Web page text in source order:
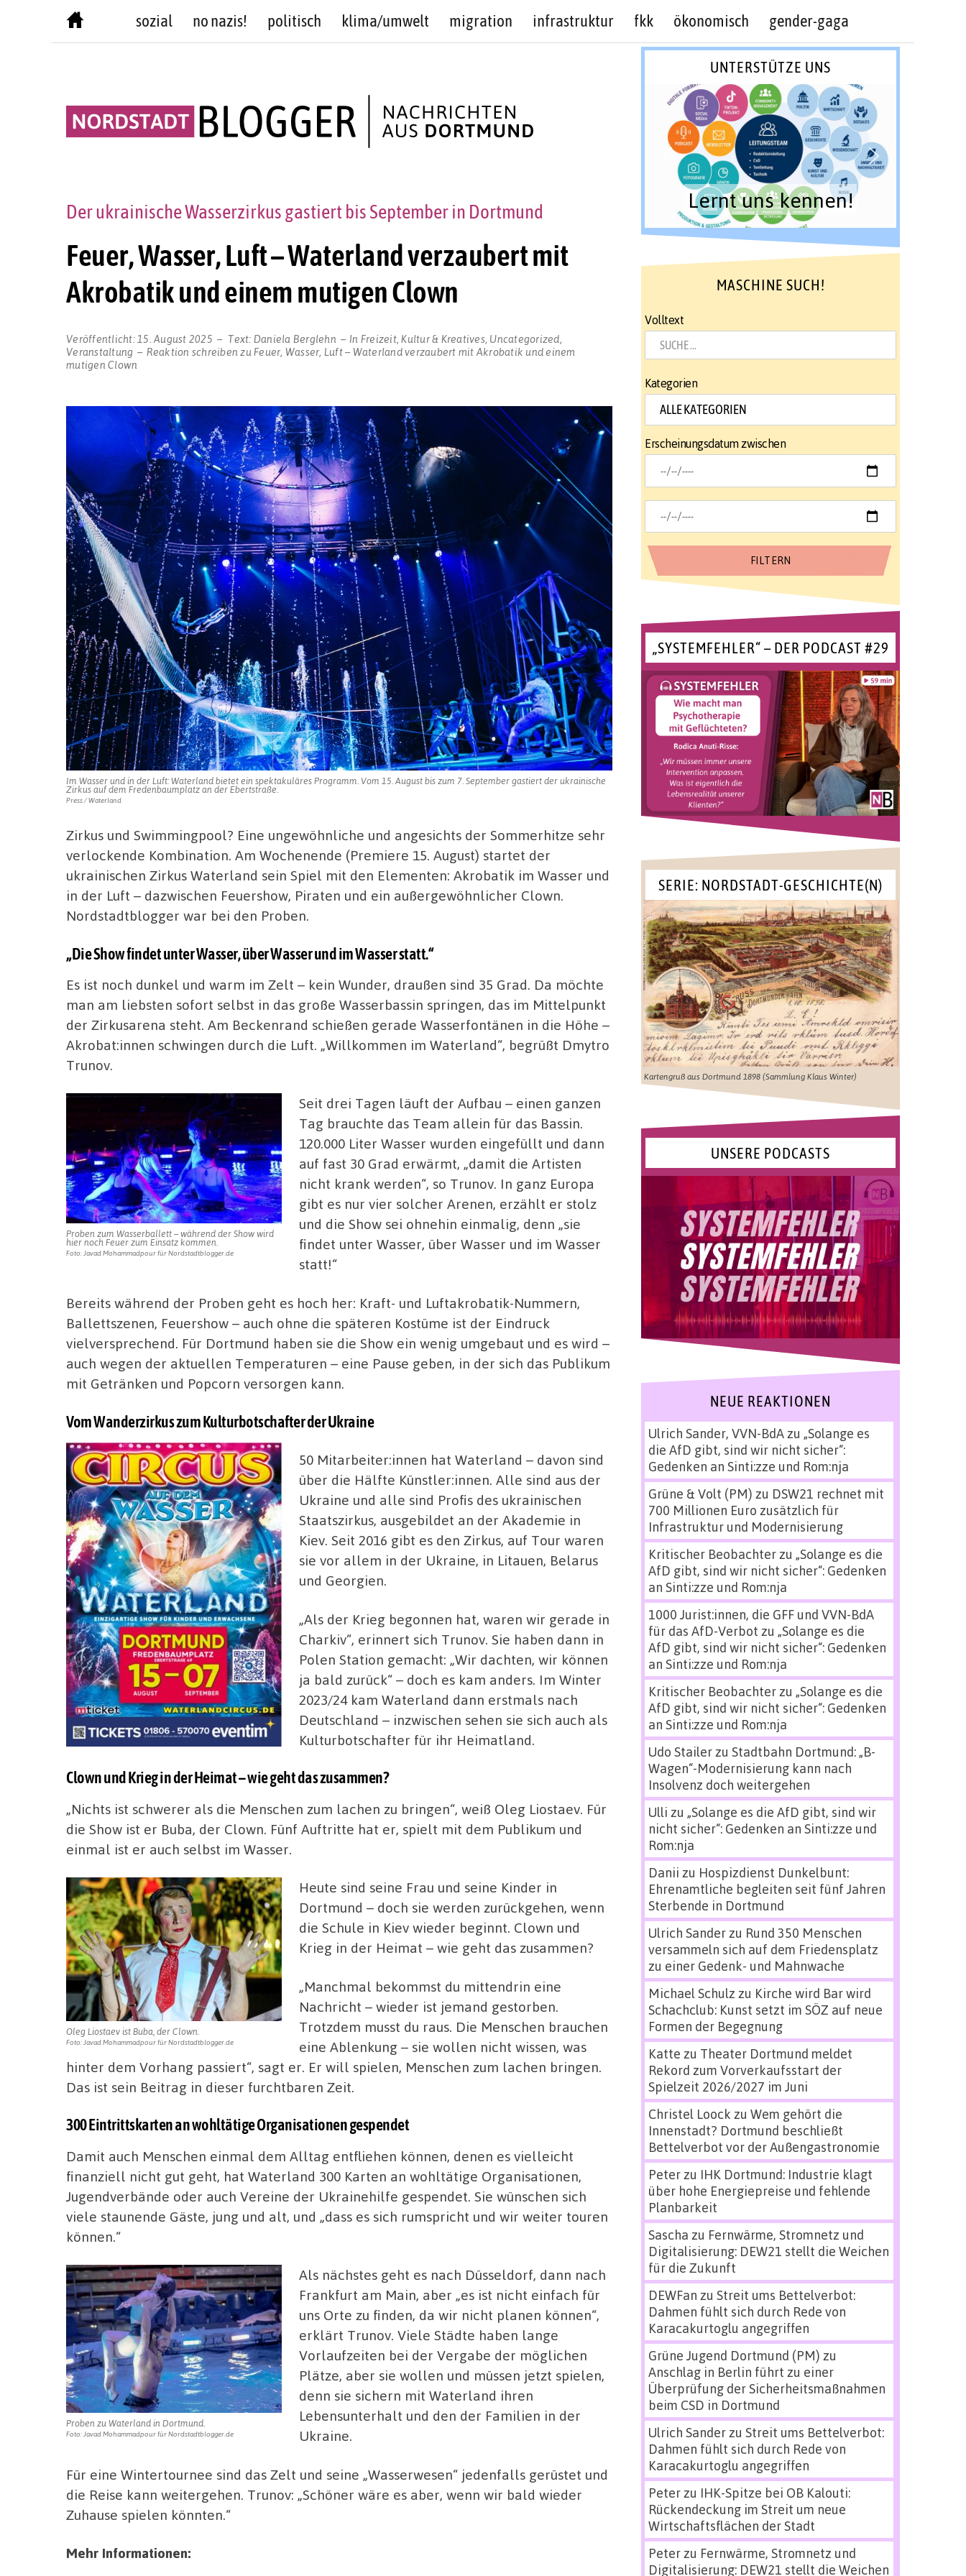
sozial no nazis! politisch klima/umwelt migration infrastruktur fkk ökonomisch gender-gaga
Feuer, Wasser, Luft – Waterland verzaubert mit
Akrobatik und einem mutigen Clown
Der ukrainische Wasserzirkus gastiert bis September in Dortmund
Veröffentlicht: 15. August 2025 Text: Daniela Berglehn In Freizeit, Kultur & Kreatives Uncategorized
Veranstaltung
Reaktion schreiben zu Feuer, Wasser, Luft – Waterland verzaubert mit Akrobatik und einem
mutigen Clown
Im Wasser und in der Luft: Waterland bietet ein spektakuläres Programm. Vom 15. August bis zum 7. September gastiert der ukrainische
Zirkus auf dem Fredenbaumplatz an der Ebertstraße.
Press / Waterland
Zirkus und Swimmingpool? Eine ungewöhnliche und angesichts der Sommerhitze sehr
verlockende Kombination. Am Wochenende (Premiere 15. August) startet der
ukrainischen Zirkus Waterland sein Spiel mit den Elementen: Akrobatik im Wasser und
in der Luft – dazwischen Feuershow, Piraten und ein außergewöhnlicher Clown.
Nordstadtblogger war bei den Proben.
„Die Show findet unter Wasser, über Wasser und im Wasser statt.“
Es ist noch dunkel und warm im Zelt – kein Wunder, draußen sind 35 Grad. Da möchte
man am liebsten sofort selbst in das große Wasserbassin springen, das im Mittelpunkt
der Zirkusarena steht. Am Beckenrand schießen gerade Wasserfontänen in die Höhe –
Akrobat:innen schwingen durch die Luft. „Willkommen im Waterland“, begrüßt Dmytro
Trunov.
Proben zum Wasserballett – während der Show wird
hier noch Feuer zum Einsatz kommen.
Foto: Javad Mohammadpour für Nordstadtblogger.de
Seit drei Tagen läuft der Aufbau – einen ganzen
Tag brauchte das Team allein für das Bassin.
120.000 Liter Wasser wurden eingefüllt und dann
auf fast 30 Grad erwärmt, „damit die Artisten
nicht krank werden“, so Trunov. In ganz Europa
gibt es nur vier solcher Arenen, erzählt er stolz
und die Show sei ohnehin einmalig, denn „sie
findet unter Wasser, über Wasser und im Wasser
statt!“
Bereits während der Proben geht es hoch her: Kraft- und Luftakrobatik-Nummern,
Ballettszenen, Feuershow – auch ohne die späteren Kostüme ist der Eindruck
vielversprechend. Für Dortmund haben sie die Show ein wenig umgebaut und es wird –
auch wegen der aktuellen Temperaturen – eine Pause geben, in der sich das Publikum
mit Getränken und Popcorn versorgen kann.
Vom Wanderzirkus zum Kulturbotschafter der Ukraine
50 Mitarbeiter:innen hat Waterland – davon sind
über die Hälfte Künstler:innen. Alle sind aus der
Ukraine und alle sind Profis des ukrainischen
Staatszirkus, ausgebildet an der Akademie in
Kiev. Seit 2016 gibt es den Zirkus, auf Tour waren
sie vor allem in der Ukraine, in Litauen, Belarus
und Georgien.
„Als der Krieg begonnen hat, waren wir gerade in
Charkiv“, erinnert sich Trunov. Sie haben dann in
Polen Station gemacht: „Wir dachten, wir können
ja bald zurück“ – doch es kam anders. Im Winter
2023/24 kam Waterland dann erstmals nach
Deutschland – inzwischen sehen sie sich auch als
Kulturbotschafter für ihr Heimatland.
Clown und Krieg in der Heimat – wie geht das zusammen?
„Nichts ist schwerer als die Menschen zum lachen zu bringen“, weiß Oleg Liostaev. Für
die Show ist er Buba, der Clown. Fünf Auftritte hat er, spielt mit dem Publikum und
einmal ist er auch selbst im Wasser.
Oleg Liostaev ist Buba, der Clown.
Foto: Javad Mohammadpour für Nordstadtblogger.de
Heute sind seine Frau und seine Kinder in
Dortmund – doch sie werden zurückgehen, wenn
die Schule in Kiev wieder beginnt. Clown und
Krieg in der Heimat – wie geht das zusammen?
„Manchmal bekommst du mittendrin eine
Nachricht – wieder ist jemand gestorben.
Trotzdem musst du raus. Die Menschen brauchen
eine Ablenkung – sie wollen nicht wissen, was
hinter dem Vorhang passiert“, sagt er. Er will spielen, Menschen zum lachen bringen.
Das ist sein Beitrag in dieser furchtbaren Zeit.
300 Eintrittskarten an wohltätige Organisationen gespendet
Damit auch Menschen einmal dem Alltag entfliehen können, denen es vielleicht
finanziell nicht gut geht, hat Waterland 300 Karten an wohltätige Organisationen,
Jugendverbände oder auch Vereine der Ukrainehilfe gespendet. Sie wünschen sich
viele staunende Gäste, jung und alt, und „dass es sich rumspricht und wir weiter touren
können.“
Proben zu Waterland in Dortmund.
Foto: Javad Mohammadpour für Nordstadtblogger.de
Als nächstes geht es nach Düsseldorf, dann nach
Frankfurt am Main, aber „es ist nicht einfach für
uns Orte zu finden, da wir nicht planen können“,
erklärt Trunov. Viele Städte haben lange
Vorlaufzeiten bei der Vergabe der möglichen
Plätze, aber sie wollen und müssen jetzt spielen,
denn sie sichern mit Waterland ihren
Lebensunterhalt und den der Familien in der
Ukraine.
Für eine Wintertournee sind das Zelt und seine „Wasserwesen“ jedenfalls gerüstet und
die Reise kann weitergehen. Trunov: „Schöner wäre es aber, wenn wir bald wieder
Zuhause spielen könnten.“
Mehr Informationen:
UNTERSTÜTZE UNS
Lernt uns kennen!
MASCHINE SUCH!
Volltext
Kategorien
Erscheinungsdatum zwischen
„SYSTEMFEHLER“ – DER PODCAST #29
SERIE: NORDSTADT-GESCHICHTE(N)
Kartengruß aus Dortmund 1898 (Sammlung Klaus Winter)
UNSERE PODCASTS
NEUE REAKTIONEN
Ulrich Sander, VVN-BdAzu „Solange es
die AfD gibt, sind wir nicht sicher“:
Gedenken an Sinti:zze und Rom:nja
Grüne & Volt (PM) zu DSW21 rechnet mit
700 Millionen Euro zusätzlich für
Infrastruktur und Modernisierung
Kritischer Beobachterzu „Solange es die
AfD gibt, sind wir nicht sicher“: Gedenken
an Sinti:zze und Rom:nja
1000 Jurist:innen, die GFF und VVN-BdA
für das AfD-Verbot zu „Solange es die
AfD gibt, sind wir nicht sicher“: Gedenken
an Sinti:zze und Rom:nja
Kritischer Beobachterzu „Solange es die
AfD gibt, sind wir nicht sicher“: Gedenken
an Sinti:zze und Rom:nja
Udo Stailerzu Stadtbahn Dortmund: „B-
Wagen“-Modernisierung kann nach
Insolvenz doch weitergehen
Ulli zu „Solange es die AfD gibt, sind wir
nicht sicher“: Gedenken an Sinti:zze und
Rom:nja
Danii zu Hospizdienst Dunkelbunt:
Ehrenamtliche begleiten seit fünf Jahren
Sterbende in Dortmund
Ulrich Sanderzu Rund 350 Menschen
versammeln sich auf dem Friedensplatz
zu einer Gedenk- und Mahnwache
Michael Schulz zu Kirche wird Bar wird
Schachclub: Kunst setzt im SÖZ auf neue
Formen der Begegnung
Katte zu Theater Dortmund meldet
Rekord zum Vorverkaufsstart der
Spielzeit 2026/2027 im Juni
Christel Loock zu Wem gehört die
Innenstadt? Dortmund beschließt
Bettelverbot vor der Außengastronomie
Peterzu IHK Dortmund: Industrie klagt
über hohe Energiepreise und fehlende
Planbarkeit
Sascha zu Fernwärme, Stromnetz und
Digitalisierung: DEW21 stellt die Weichen
für die Zukunft
DEWFan zu Streit ums Bettelverbot:
Dahmen fühlt sich durch Rede von
Karacakurtoglu angegriffen
Grüne Jugend Dortmund (PM) zu
Anschlag in Berlin führt zu einer
Überprüfung der Sicherheitsmaßnahmen
beim CSD in Dortmund
Ulrich Sanderzu Streit ums Bettelverbot:
Dahmen fühlt sich durch Rede von
Karacakurtoglu angegriffen
Peterzu IHK-Spitze bei OB Kalouti:
Rückendeckung im Streit um neue
Wirtschaftsflächen der Stadt
Peterzu Fernwärme, Stromnetz und
Digitalisierung: DEW21 stellt die Weichen